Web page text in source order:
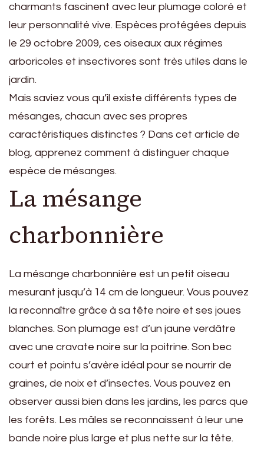
charmants fascinent avec leur plumage coloré et
leur personnalité vive. Espèces protégées depuis
le 29 octobre 2009, ces oiseaux aux régimes
arboricoles et insectivores sont très utiles dans le
jardin.
Mais saviez vous qu’il existe différents types de
mésanges, chacun avec ses propres
caractéristiques distinctes ? Dans cet article de
blog, apprenez comment à distinguer chaque
espèce de mésanges.
La mésange
charbonnière
La mésange charbonnière est un petit oiseau
mesurant jusqu’à 14 cm de longueur. Vous pouvez
la reconnaître grâce à sa tête noire et ses joues
blanches. Son plumage est d’un jaune verdâtre
avec une cravate noire sur la poitrine. Son bec
court et pointu s’avère idéal pour se nourrir de
graines, de noix et d’insectes. Vous pouvez en
observer aussi bien dans les jardins, les parcs que
les forêts. Les mâles se reconnaissent à leur une
bande noire plus large et plus nette sur la tête.